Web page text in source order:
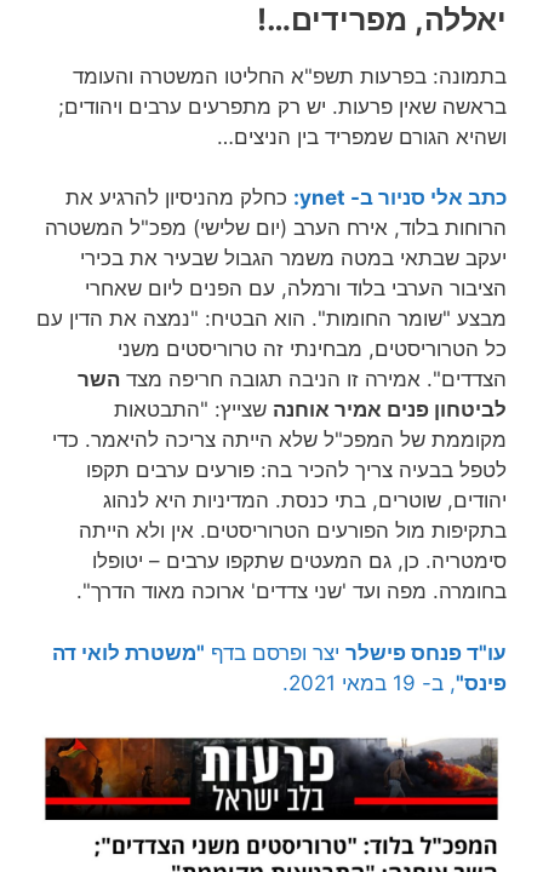
יאללה, מפרידים…!
בתמונה: בפרעות תשפ"א החליטו המשטרה והעומד
בראשה שאין פרעות. יש רק מתפרעים ערבים ויהודים;
ושהיא הגורם שמפריד בין הניצים…
כתב אלי סניור ב- ynet:
כחלק מהניסיון להרגיע את
הרוחות בלוד, אירח הערב (יום שלישי) מפכ"ל המשטרה
יעקב שבתאי במטה משמר הגבול שבעיר את בכירי
הציבור הערבי בלוד ורמלה, עם הפנים ליום שאחרי
מבצע "שומר החומות". הוא הבטיח: "נמצה את הדין עם
כל הטרוריסטים, מבחינתי זה טרוריסטים משני
הצדדים". אמירה זו הניבה תגובה חריפה מצד השר
לביטחון פנים אמיר אוחנה שצייץ: "התבטאות
מקוממת של המפכ"ל שלא הייתה צריכה להיאמר. כדי
לטפל בבעיה צריך להכיר בה: פורעים ערבים תקפו
יהודים, שוטרים, בתי כנסת. המדיניות היא לנהוג
בתקיפות מול הפורעים הטרוריסטים. אין ולא הייתה
סימטריה. כן, גם המעטים שתקפו ערבים – יטופלו
בחומרה. מפה ועד 'שני צדדים' ארוכה מאוד הדרך".
עו"ד פנחס פישלר יצר ופרסם בדף "משטרת לואי דה
פינס", ב- 19 במאי 2021.